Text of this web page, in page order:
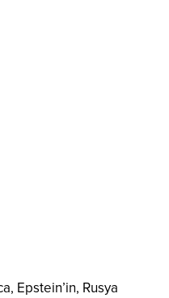
Epstein’in, Rusya